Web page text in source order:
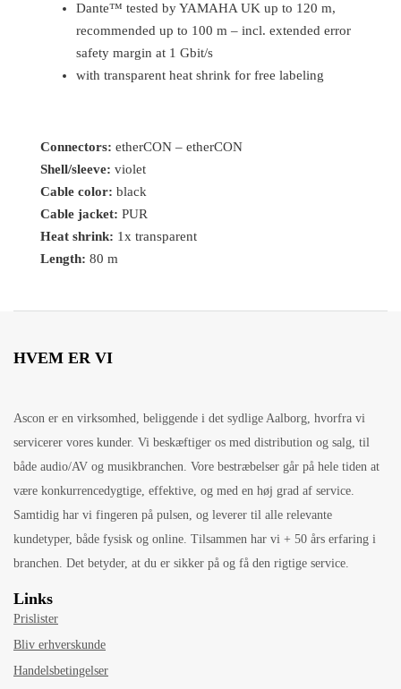
Dante™ tested by YAMAHA UK up to 120 m,
recommended up to 100 m – incl. extended error
safety margin at 1 Gbit/s
with transparent heat shrink for free labeling
Connectors: etherCON – etherCON
Shell/sleeve: violet
Cable color: black
Cable jacket: PUR
Heat shrink: 1x transparent
Length: 80 m
HVEM ER VI
Ascon er en virksomhed, beliggende i det sydlige Aalborg, hvorfra vi
servicerer vores kunder. Vi beskæftiger os med distribution og salg, til
både audio/AV og musikbranchen. Vore bestræbelser går på hele tiden at
være konkurrencedygtige, effektive, og med en høj grad af service.
Samtidig har vi fingeren på pulsen, og leverer til alle relevante
kundetyper, både fysisk og online. Tilsammen har vi + 50 års erfaring i
branchen. Det betyder, at du er sikker på og få den rigtige service.
Links
Prislister
Bliv erhverskunde
Handelsbetingelser